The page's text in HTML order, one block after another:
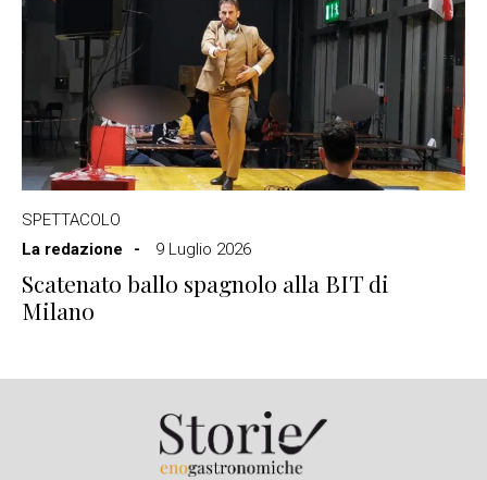
SPETTACOLO
La redazione
9 Luglio 2026
Scatenato ballo spagnolo alla BIT di
Milano